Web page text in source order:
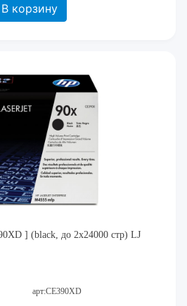
В корзину
] (black, до 2x24000 стр) LJ
арт:CE390XD